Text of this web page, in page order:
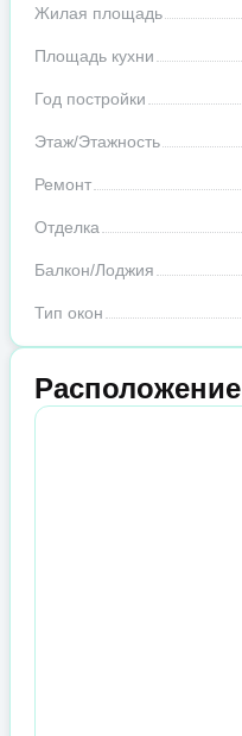
Жилая площадь
Площадь кухни
Год постройки
Этаж/Этажность
Ремонт
Отделка
Балкон/Лоджия
Тип окон
Расположение